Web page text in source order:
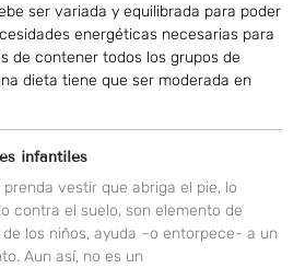
ser variada y equilibrada para poder
energéticas necesarias para
de contener todos los grupos de
dieta tiene que ser moderada en
infantiles
vestir que abriga el pie, lo
contra el suelo, son elemento de
de los niños, ayuda –o entorpece- a un
Aun así, no es un